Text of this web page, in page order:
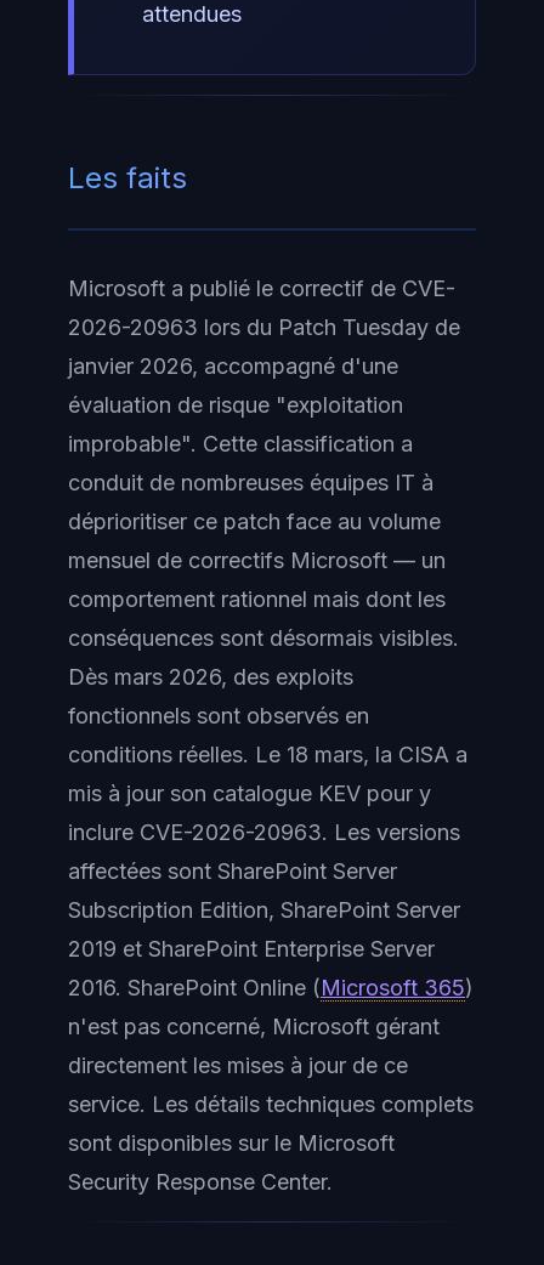
attendues
Les faits
Microsoft a publié le correctif de CVE-
2026-20963 lors du Patch Tuesday de
janvier 2026, accompagné d'une
évaluation de risque "exploitation
improbable". Cette classification a
conduit de nombreuses équipes IT à
déprioritiser ce patch face au volume
mensuel de correctifs Microsoft — un
comportement rationnel mais dont les
conséquences sont désormais visibles.
Dès mars 2026, des exploits
fonctionnels sont observés en
conditions réelles. Le 18 mars, la CISA a
mis à jour son catalogue KEV pour y
inclure CVE-2026-20963. Les versions
affectées sont SharePoint Server
Subscription Edition, SharePoint Server
2019 et SharePoint Enterprise Server
2016. SharePoint Online (Microsoft 365)
n'est pas concerné, Microsoft gérant
directement les mises à jour de ce
service. Les détails techniques complets
sont disponibles sur le Microsoft
Security Response Center.